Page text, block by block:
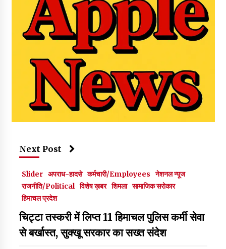
Next Post
Slider अपराध-हादसे कर्मचारी/Employees नेशनल न्यूज
राजनीति/Political विशेष ख़बर शिमला सामाजिक सरोकार
हिमाचल प्रदेश
चिट्टा तस्करी में लिप्त 11 हिमाचल पुलिस कर्मी सेवा
से बर्खास्त, सुक्खू सरकार का सख्त संदेश